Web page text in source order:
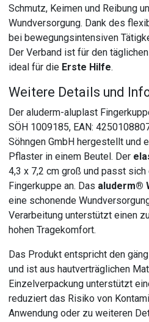
Schmutz, Keimen und Reibung
Wundversorgung. Dank des
bei bewegungsintensiven
Der Verband ist für den
ideal für die Erste Hilfe.
Weitere Details und
Der aluderm-aluplast
SÖH 1009185, EAN:
Söhngen GmbH hergestellt und
Pflaster in einem Beutel. Der
4,3 x 7,2 cm groß und passt
Fingerkuppe an. Das aluderm®
eine schonende
Verarbeitung unterstützt einen
hohen Tragekomfort.
Das Produkt entspricht den
und ist aus hautverträglichen
Einzelverpackung unterstützt
reduziert das Risiko von
Anwendung oder zu weiteren